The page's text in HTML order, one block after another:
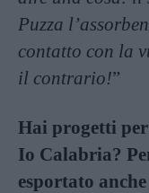
Puzza
contatto con la
il contrario!”
Hai progetti
Io Calabria?
esportato